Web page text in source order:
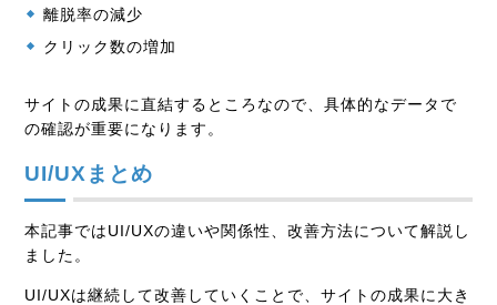
離脱率の減少
クリック数の増加
サイトの成果に直結するところなので、具体的なデータで
の確認が重要になります。
UI/UXまとめ
本記事ではUI/UXの違いや関係性、改善方法について解説し
ました。
UI/UXは継続して改善していくことで、サイトの成果に大き